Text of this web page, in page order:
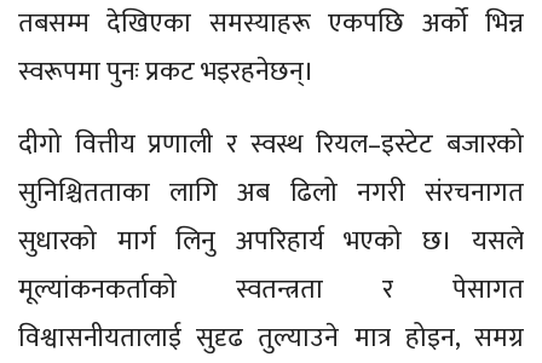
तबसम्म देखिएका समस्याहरू एकपछि अर्को भिन्न
स्वरूपमा पुनः प्रकट भइरहनेछन्।
दीगो वित्तीय प्रणाली र स्वस्थ रियल–इस्टेट बजारको
सुनिश्चितताका लागि अब ढिलो नगरी संरचनागत
सुधारको मार्ग लिनु अपरिहार्य भएको छ। यसले
मूल्यांकनकर्ताको स्वतन्त्रता र पेसागत
विश्वासनीयतालाई सुदृढ तुल्याउने मात्र होइन, समग्र